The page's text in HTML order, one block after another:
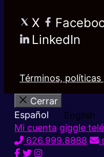
X
LinkedIn
Términos,
Cerrar
Español
English
Mi cuenta giggle
626.999.8888